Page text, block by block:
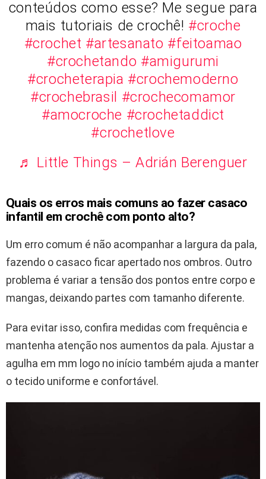
conteúdos como esse? Me segue para
mais tutoriais de crochê! #croche
#crochet #artesanato #feitoamao
#crochetando #amigurumi
#crocheterapia #crochemoderno
#crochebrasil #crochecomamor
#amocroche #crochetaddict
#crochetlove
♬ Little Things – Adrián Berenguer
Quais os erros mais comuns ao fazer casaco
infantil em crochê com ponto alto?
Um erro comum é não acompanhar a largura da pala,
fazendo o casaco ficar apertado nos ombros. Outro
problema é variar a tensão dos pontos entre corpo e
mangas, deixando partes com tamanho diferente.
Para evitar isso, confira medidas com frequência e
mantenha atenção nos aumentos da pala. Ajustar a
agulha em mm logo no início também ajuda a manter
o tecido uniforme e confortável.